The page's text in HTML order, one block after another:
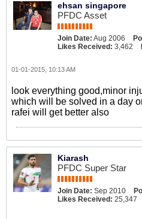
ehsan singapore
PFDC Asset
Join Date: Aug 2006
Likes Received: 3,462
01-01-2015, 10:13 AM
look everything good,minor
which will be solved in a day
rafei will get better also
Kiarash
PFDC Super Star
Join Date: Sep 2010
Likes Received: 25,347